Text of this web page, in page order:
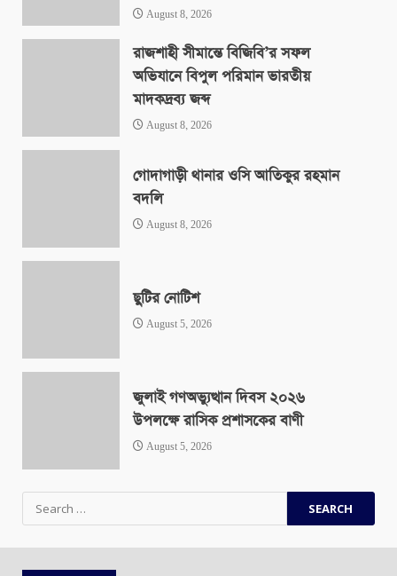
August 8, 2026
রাজশাহী সীমান্তে বিজিবি’র সফল
অভিযানে বিপুল পরিমান ভারতীয়
মাদকদ্রব্য জব্দ
August 8, 2026
গোদাগাড়ী থানার ওসি আতিকুর রহমান
বদলি
August 8, 2026
ছুটির নোটিশ
August 5, 2026
জুলাই গণঅভ্যুত্থান দিবস ২০২৬
উপলক্ষে রাসিক প্রশাসকের বাণী
August 5, 2026
Search
for: